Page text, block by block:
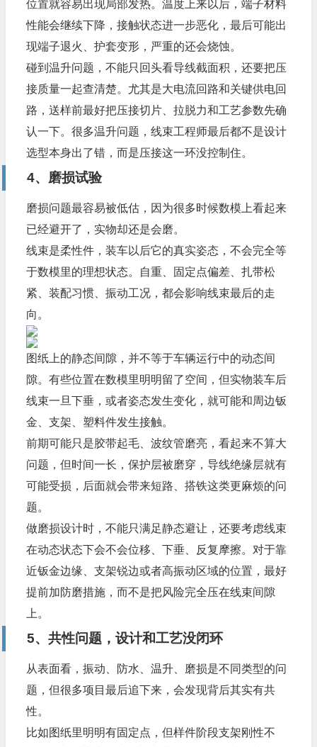
位置就容易出现局部发热。温度上来以后，端子材料
性能会继续下降，接触状态进一步恶化，最后可能出
现端子退火、护套变形，严重的还会烧蚀。
碰到温升问题，不能只回头看导线截面积，还要把压
接质量一起查清楚。尤其是大电流回路和关键供电回
路，送样前最好把压接切片、拉脱力和工艺参数先确
认一下。很多温升问题， 线束工程师最后都不是设计
选型本身出了错，而是压接这一环没控制住。
4、磨损试验
磨损问题最容易被低估，因为很多时候数模上看起来
已经避开了，实物却还是会磨。
线束是柔性件，装车以后它的真实姿态，不会完全等
于数模里的理想状态。自重、固定点偏差、扎带松
紧、装配习惯、振动工况，都会影响线束最后的走
向。
图纸上的静态间隙，并不等于车辆运行中的动态间
隙。有些位置在数模里明明留了空间，但实物装车后
线束一旦下垂，或者姿态发生变化，就可能和周边钣
金、支架、塑料件发生接触。
前期可能只是胶带起毛、波纹管磨亮，看起来不算大
问题，但时间一长，保护层被磨穿，导线绝缘层就有
可能受损，后面就会带来短路、搭铁这类更麻烦的问
题。
做磨损设计时，不能只满足静态避让，还要考虑线束
在动态状态下会不会位移、下垂、反复摩擦。对于靠
近钣金边缘、支架锐边或者高振动区域的位置，最好
提前加防磨措施，而不是把风险完全压在线束间隙
上。
5、共性问题，设计和工艺没闭环
从表面看，振动、防水、温升、磨损是不同类型的问
题，但很多项目最后追下来，会发现背后其实有共
性。
比如图纸里明明有固定点，但样件阶段支架刚性不